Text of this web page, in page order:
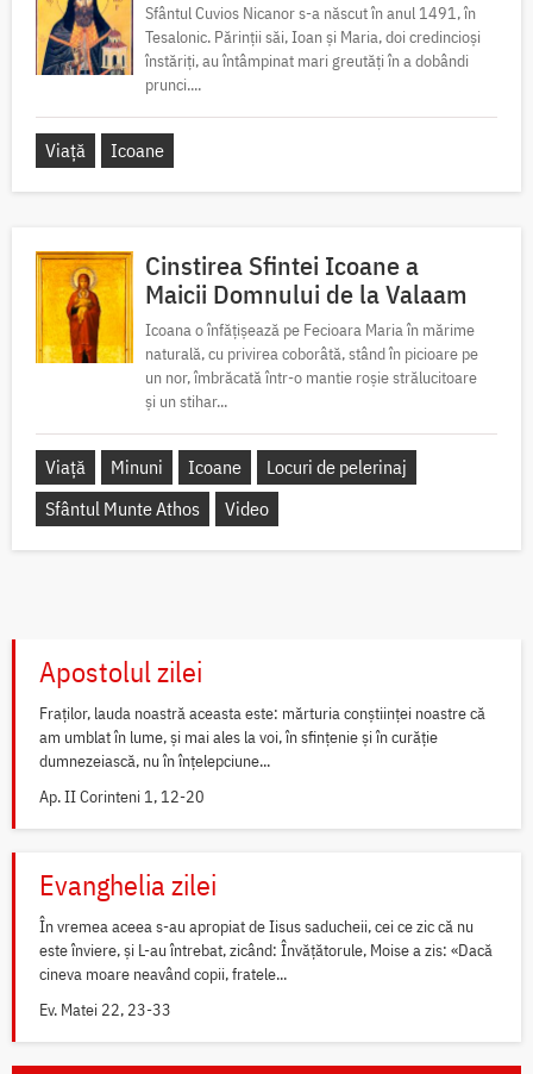
Sfântul Cuvios Nicanor s-a născut în anul 1491, în
Tesalonic. Părinții săi, Ioan și Maria, doi credincioși
înstăriți, au întâmpinat mari greutăți în a dobândi
prunci....
Viață Icoane
Cinstirea Sfintei Icoane a
Maicii Domnului de la Valaam
Icoana o înfățișează pe Fecioara Maria în mărime
naturală, cu privirea coborâtă, stând în picioare pe
un nor, îmbrăcată într-o mantie roșie strălucitoare
și un stihar...
Viață Minuni Icoane
Locuri de pelerinaj
Sfântul Munte Athos
Video
Apostolul zilei
Fraților, lauda noastră aceasta este: mărturia conștiinței noastre că
am umblat în lume, și mai ales la voi, în sfințenie și în curăție
dumnezeiască, nu în înțelepciune...
Ap. II Corinteni 1, 12-20
Evanghelia zilei
În vremea aceea s-au apropiat de Iisus saducheii, cei ce zic că nu
este înviere, și L-au întrebat, zicând: Învățătorule, Moise a zis: «Dacă
cineva moare neavând copii, fratele...
Ev. Matei 22, 23-33